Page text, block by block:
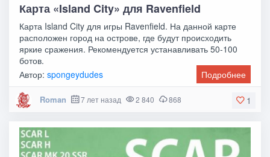
Карта «Island City» для Ravenfield
Карта Island City для игры Ravenfield. На данной карте
расположен город на острове, где будут происходить
яркие сражения. Рекомендуется устанавливать 50-100
ботов.
Автор:spongeydudes Подробнее
1
Roman 7 лет назад 2 840 868